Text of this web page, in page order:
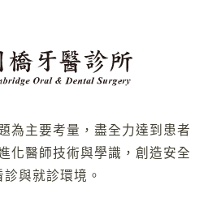
為主要考量，盡全力達到患者
化醫師技術與學識，創造安全
診與就診環境。